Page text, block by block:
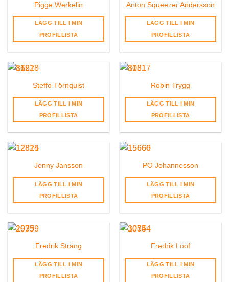
Pigge Werkelin
LÄGG TILL I MIN
PROFILLISTA
Anton Squeezer Andersson
LÄGG TILL I MIN
PROFILLISTA
Steffo Törnquist
LÄGG TILL I MIN
PROFILLISTA
Robin Trygg
LÄGG TILL I MIN
PROFILLISTA
Jenny Jansson
LÄGG TILL I MIN
PROFILLISTA
PO Johannesson
LÄGG TILL I MIN
PROFILLISTA
Fredrik Sträng
LÄGG TILL I MIN
PROFILLISTA
Fredrik Lööf
LÄGG TILL I MIN
PROFILLISTA